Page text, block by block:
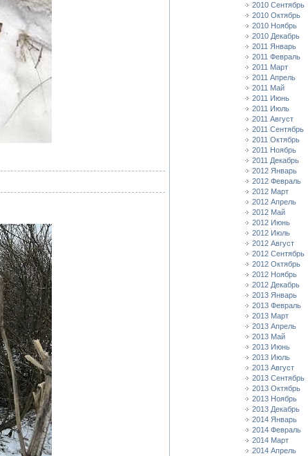
2010 Сентябрь
2010 Октябрь
2010 Ноябрь
2010 Декабрь
2011 Январь
2011 Февраль
2011 Март
2011 Апрель
2011 Май
2011 Июнь
2011 Июль
2011 Август
2011 Сентябрь
2011 Октябрь
2011 Ноябрь
2011 Декабрь
2012 Январь
2012 Февраль
2012 Март
2012 Апрель
2012 Май
2012 Июнь
2012 Июль
2012 Август
2012 Сентябрь
2012 Октябрь
2012 Ноябрь
2012 Декабрь
2013 Январь
2013 Февраль
2013 Март
2013 Апрель
2013 Май
2013 Июнь
2013 Июль
2013 Август
2013 Сентябрь
2013 Октябрь
2013 Ноябрь
2013 Декабрь
2014 Январь
2014 Февраль
2014 Март
2014 Апрель